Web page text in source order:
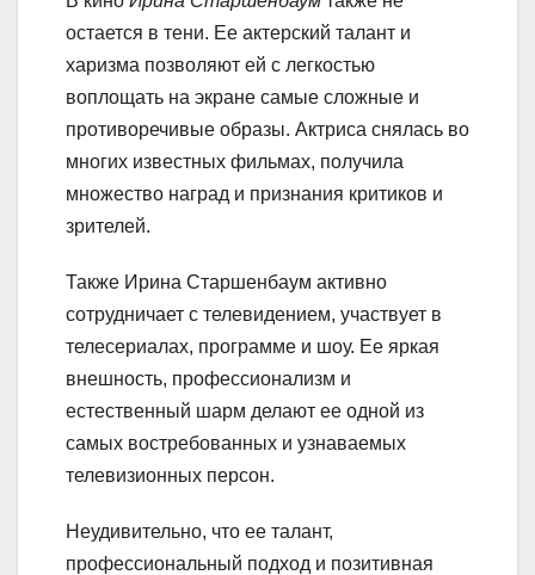
остается в тени. Ее актерский талант и
харизма позволяют ей с легкостью
воплощать на экране самые сложные и
противоречивые образы. Актриса снялась во
многих известных фильмах, получила
множество наград и признания критиков и
зрителей.
Также Ирина Старшенбаум активно
сотрудничает с телевидением, участвует в
телесериалах, программе и шоу. Ее яркая
внешность, профессионализм и
естественный шарм делают ее одной из
самых востребованных и узнаваемых
телевизионных персон.
Неудивительно, что ее талант,
профессиональный подход и позитивная